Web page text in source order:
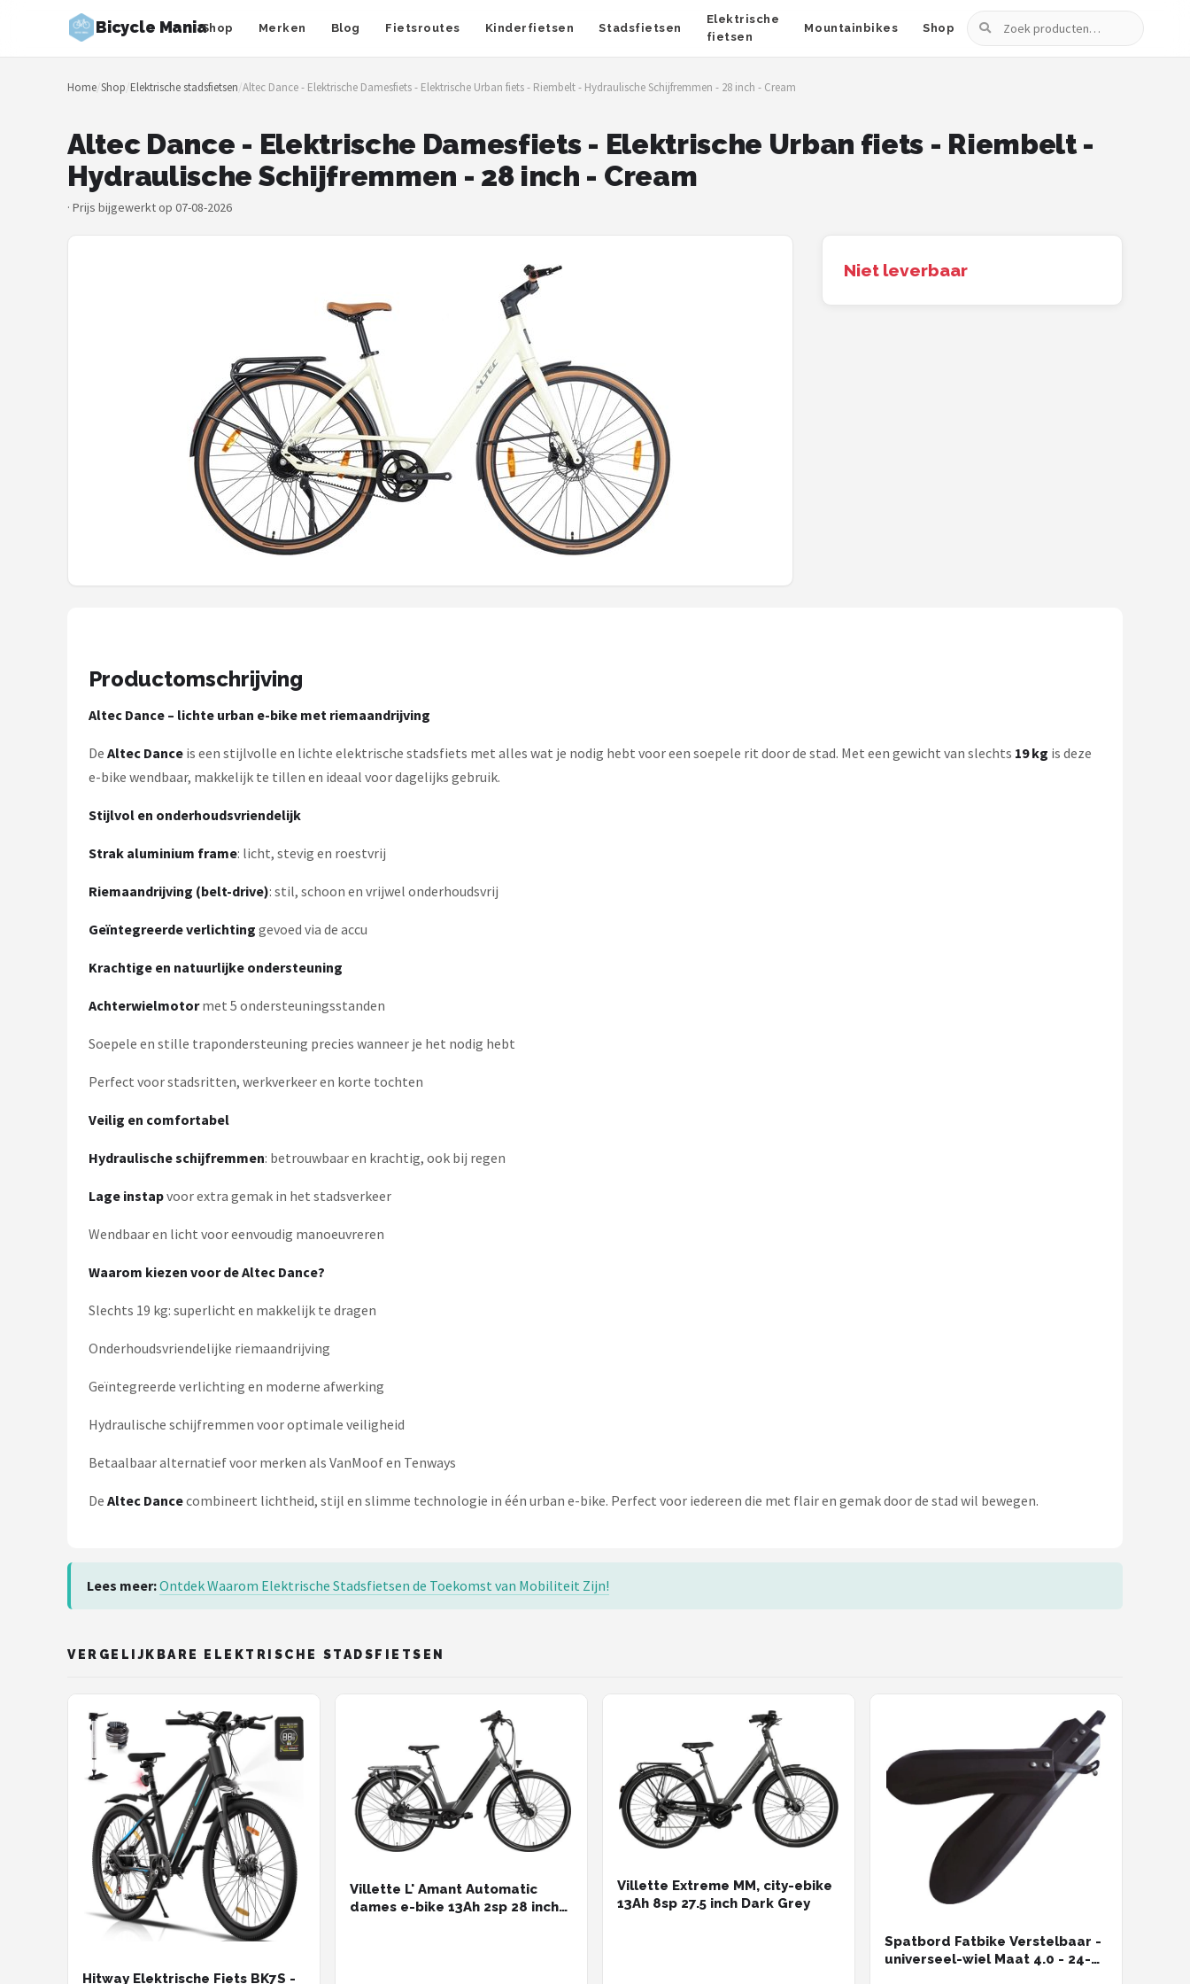
Bicycle ManiaShop Merken Blog Fietsroutes Kinderfietsen Stadsfietsen
Elektrische
fietsen
Mountainbikes Shop
Zoeken
Zoeken
NAVIGATIE
Merken
Volare
New Looxs
BBB Cycling
Shimano
Alle merken →
Home/Shop/Elektrische stadsfietsen/Altec Dance - Elektrische Damesfiets - Elektrische Urban fiets - Riembelt - Hydraulische Schijfremmen - 28 inch - Cream
Altec Dance - Elektrische Damesfiets - Elektrische Urban fiets - Riembelt -
Hydraulische Schijfremmen - 28 inch - Cream
· Prijs bijgewerkt op 07-08-2026
Niet leverbaar
Productomschrijving
Altec Dance – lichte urban e-bike met riemaandrijving
De Altec Dance is een stijlvolle en lichte elektrische stadsfiets met alles wat je nodig hebt voor een soepele rit door de stad. Met een gewicht van slechts 19 kg is deze
e-bike wendbaar, makkelijk te tillen en ideaal voor dagelijks gebruik.
Stijlvol en onderhoudsvriendelijk
Strak aluminium frame: licht, stevig en roestvrij
Riemaandrijving (belt-drive): stil, schoon en vrijwel onderhoudsvrij
Geïntegreerde verlichting gevoed via de accu
Krachtige en natuurlijke ondersteuning
Achterwielmotormet 5 ondersteuningsstanden
Soepele en stille trapondersteuning precies wanneer je het nodig hebt
Perfect voor stadsritten, werkverkeer en korte tochten
Veilig en comfortabel
Hydraulische schijfremmen: betrouwbaar en krachtig, ook bij regen
Lage instapvoor extra gemak in het stadsverkeer
Wendbaar en licht voor eenvoudig manoeuvreren
Waarom kiezen voor de Altec Dance?
Slechts 19 kg: superlicht en makkelijk te dragen
Onderhoudsvriendelijke riemaandrijving
Geïntegreerde verlichting en moderne afwerking
Hydraulische schijfremmen voor optimale veiligheid
Betaalbaar alternatief voor merken als VanMoof en Tenways
De Altec Dancecombineert lichtheid, stijl en slimme technologie in één urban e-bike. Perfect voor iedereen die met flair en gemak door de stad wil bewegen.
Lees meer:Ontdek Waarom Elektrische Stadsfietsen de Toekomst van Mobiliteit Zijn!
VERGELIJKBARE ELEKTRISCHE STADSFIETSEN
Hitway Elektrische Fiets BK7S -
Villette L' Amant Automatic
dames e-bike 13Ah 2sp 28 inch
Villette Extreme MM, city-ebike
13Ah 8sp 27.5 inch Dark Grey
Spatbord Fatbike Verstelbaar -
universeel-wiel Maat 4.0 - 24-